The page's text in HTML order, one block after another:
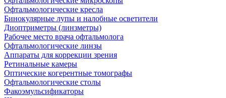
Офтальмологические кресла
Бинокулярные лупы и налобные осветители
Диоптриметры (линзметры)
Рабочее место врача офтальмолога
Офтальмологические линзы
Аппараты для коррекции зрения
Ретинальные камеры
Оптические когерентные томографы
Офтальмологические столы
Факоэмульсификаторы